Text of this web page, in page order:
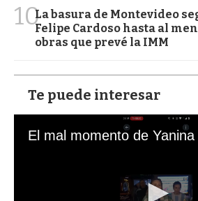
10La basura de Montevideo
Felipe Cardoso hasta al
obras que prevé la IMM
Te puede interesar